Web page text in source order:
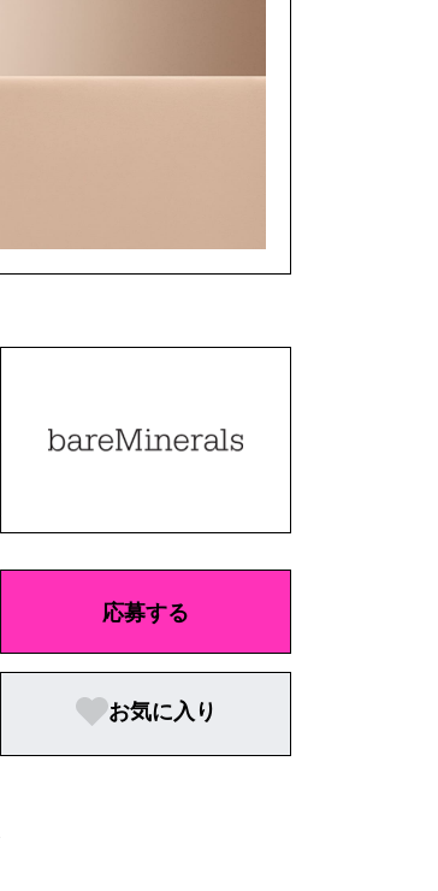
応募する
お気に入り